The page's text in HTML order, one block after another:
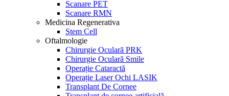
Scanare PET
Scanare RMN
Medicina Regenerativa
Stem Cell
Oftalmologie
Chirurgie Oculară PRK
Chirurgie Oculară Smile
Operație Cataractă
Operație Laser Ochi LASIK
Transplant De Cornee